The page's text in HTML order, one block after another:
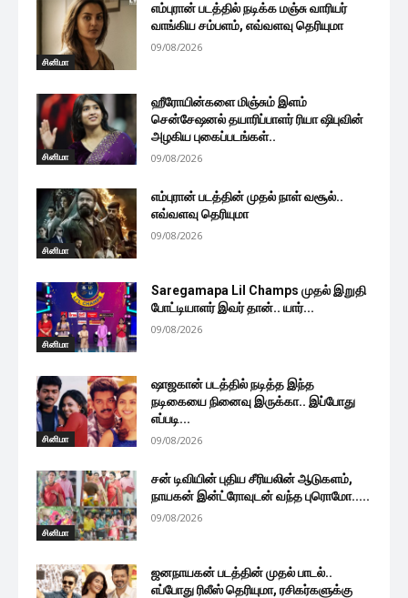
சினிமா
எம்புரான் படத்தில் நடிக்க மஞ்சு வாரியர்
வாங்கிய சம்பளம், எவ்வளவு தெரியுமா
09/08/2026
சினிமா
ஹீரோயின்களை மிஞ்சும் இளம்
சென்சேஷனல் தயாரிப்பாளர் ரியா ஷிபுவின்
அழகிய புகைப்படங்கள்..
09/08/2026
சினிமா
எம்புரான் படத்தின் முதல் நாள் வசூல்..
எவ்வளவு தெரியுமா
09/08/2026
சினிமா
Saregamapa Lil Champs முதல் இறுதி
போட்டியாளர் இவர் தான்.. யார்...
09/08/2026
சினிமா
ஷாஜகான் படத்தில் நடித்த இந்த
நடிகையை நினைவு இருக்கா.. இப்போது
எப்படி...
09/08/2026
சினிமா
சன் டிவியின் புதிய சீரியலின் ஆடுகளம்,
நாயகன் இன்ட்ரோவுடன் வந்த புரொமோ.....
09/08/2026
ஜனநாயகன் படத்தின் முதல் பாடல்..
எப்போது ரிலீஸ் தெரியுமா, ரசிகர்களுக்கு